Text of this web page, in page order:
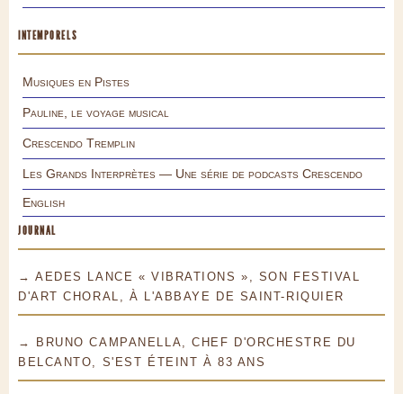
INTEMPORELS
Musiques en Pistes
Pauline, le voyage musical
Crescendo Tremplin
Les Grands Interprètes — Une série de podcasts Crescendo
English
JOURNAL
→ AEDES LANCE « VIBRATIONS », SON FESTIVAL
D'ART CHORAL, À L'ABBAYE DE SAINT-RIQUIER
→ BRUNO CAMPANELLA, CHEF D'ORCHESTRE DU
BELCANTO, S'EST ÉTEINT À 83 ANS